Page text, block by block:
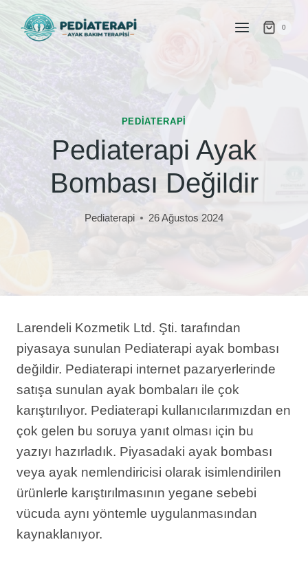
0
PEDIATERAPI
Pediaterapi Ayak
Bombası Değildir
Pediaterapi 26 Ağustos 2024
Larendeli Kozmetik Ltd. Şti. tarafından
piyasaya sunulan Pediaterapi ayak bombası
değildir. Pediaterapi internet pazaryerlerinde
satışa sunulan ayak bombaları ile çok
karıştırılıyor. Pediaterapi kullanıcılarımızdan en
çok gelen bu soruya yanıt olması için bu
yazıyı hazırladık. Piyasadaki ayak bombası
veya ayak nemlendiricisi olarak isimlendirilen
ürünlerle karıştırılmasının yegane sebebi
vücuda aynı yöntemle uygulanmasından
kaynaklanıyor.